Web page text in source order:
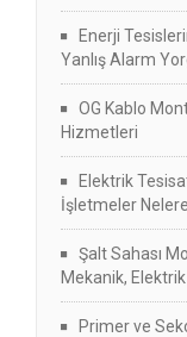
Enerji
Yanlış Alarm
OG Kablo
Hizmetleri
Elektrik
İşletmeler
Şalt Sahası
Mekanik,
Primer ve